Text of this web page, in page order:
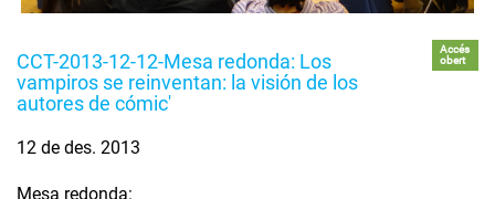
CCT-2013-12-12-Mesa redonda: Los
vampiros se reinventan: la visión de los
autores de cómic'
Accés
obert
12 de des. 2013
Mesa redonda: